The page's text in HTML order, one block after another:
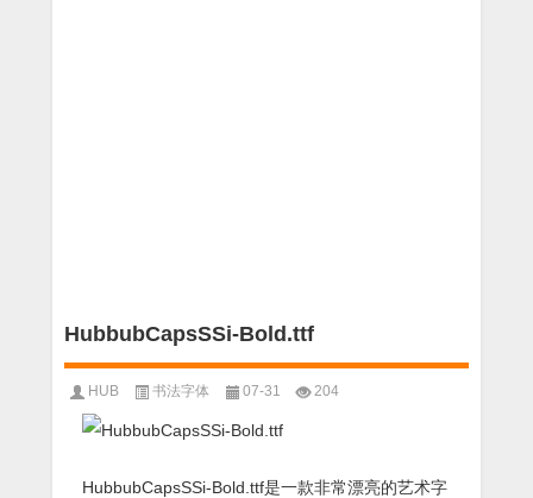
HubbubCapsSSi-Bold.ttf
HUB 书法字体 07-31 204
HubbubCapsSSi-Bold.ttf是一款非常漂亮的艺术字